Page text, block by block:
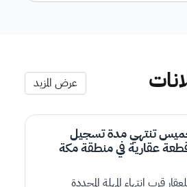
عرض المزيد
تنتهي مدة تسجيل
لـ(148) قطعة عقارية في منطقة مكة
قرب انتهاء المهلة المحددة